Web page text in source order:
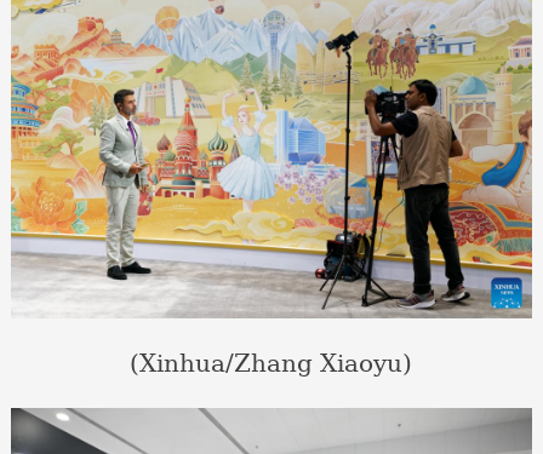
(Xinhua/Zhang Xiaoyu)